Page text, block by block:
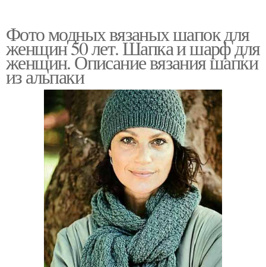
Фото модных вязаных шапок для
женщин 50 лет. Шапка и шарф для
женщин. Описание вязания шапки
из альпаки